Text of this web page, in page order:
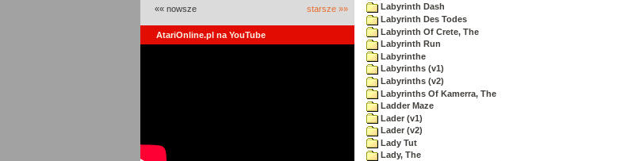
«« nowsze starsze »»
AtariOnline.pl na YouTube
Labyrinth Dash
Labyrinth Des Todes
Labyrinth Of Crete, The
Labyrinth Run
Labyrinthe
Labyrinths (v1)
Labyrinths (v2)
Labyrinths Of Kamerra, The
Ladder Maze
Lader (v1)
Lader (v2)
Lady Tut
Lady, The